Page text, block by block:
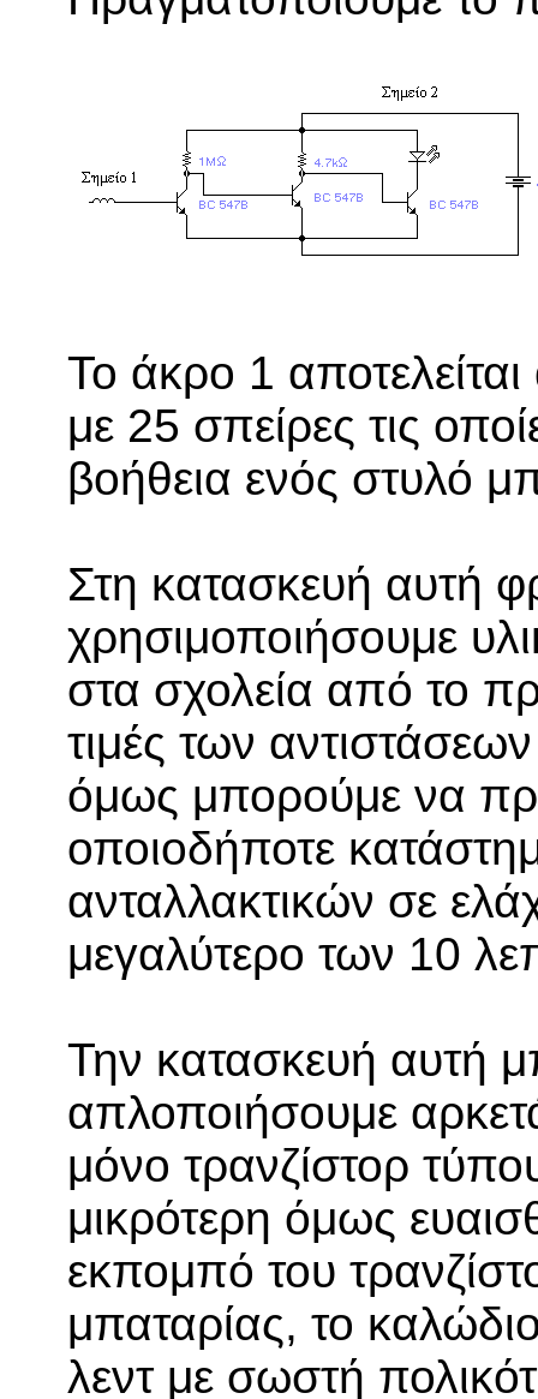
Το άκρο 1
με 25 σπείρες τις
βοήθεια ενός στυλό
Στη κατασκευή αυτή
χρησιμοποιήσουμε
στα σχολεία από το
τιμές των
όμως μπορούμε να
οποιοδήποτε
ανταλλακτικών σε
μεγαλύτερο των 10
Την κατασκευή αυτή
απλοποιήσουμε
μόνο τρανζίστορ
μικρότερη όμως
εκπομπό του
μπαταρίας, το
λεντ με σωστή